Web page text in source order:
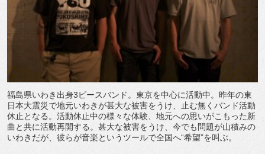
福島県いわき出身3ピースバンド。東京を中心に活動中。昨年の東
日本大震災で地元いわきが甚大な被害をうけ、止む無くバンド活動
休止となる。活動休止中の様々な体験、地元への思いがこもった新
曲と共に活動再開する。甚大な被害をうけ、今でも問題が山積みの
いわきだが、彼らが音楽というツールで全国へ“希望”を叫ぶ。